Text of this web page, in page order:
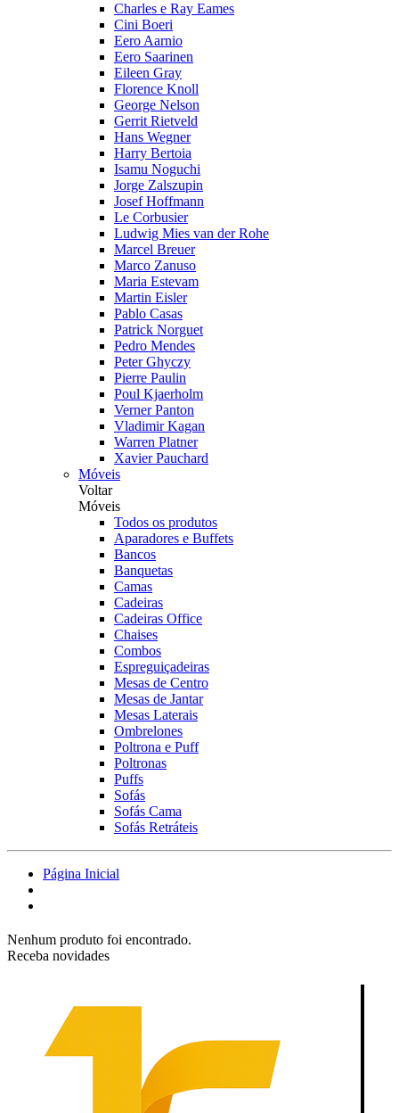
Charles e Ray Eames
Cini Boeri
Eero Aarnio
Eero Saarinen
Eileen Gray
Florence Knoll
George Nelson
Gerrit Rietveld
Hans Wegner
Harry Bertoia
Isamu Noguchi
Jorge Zalszupin
Josef Hoffmann
Le Corbusier
Ludwig Mies van der Rohe
Marcel Breuer
Marco Zanuso
Maria Estevam
Martin Eisler
Pablo Casas
Patrick Norguet
Pedro Mendes
Peter Ghyczy
Pierre Paulin
Poul Kjaerholm
Verner Panton
Vladimir Kagan
Warren Platner
Xavier Pauchard
Móveis
Voltar
Móveis
Todos os produtos
Aparadores e Buffets
Bancos
Banquetas
Camas
Cadeiras
Cadeiras Office
Chaises
Combos
Espreguiçadeiras
Mesas de Centro
Mesas de Jantar
Mesas Laterais
Ombrelones
Poltrona e Puff
Poltronas
Puffs
Sofás
Sofás Cama
Sofás Retráteis
Página Inicial
Nenhum produto foi encontrado.
Receba novidades